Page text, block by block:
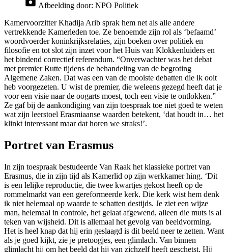
Afbeelding door: NPO Politiek
Kamervoorzitter Khadija Arib sprak hem net als alle andere
vertrekkende Kamerleden toe. Ze benoemde zijn rol als ‘befaamd’
woordvoerder koninkrijksrelaties, zijn boeken over politiek en
filosofie en tot slot zijn inzet voor het Huis van Klokkenluiders en
het bindend correctief referendum. “Onverwachter was het debat
met premier Rutte tijdens de behandeling van de begroting
Algemene Zaken. Dat was een van de mooiste debatten die ik ooit
heb voorgezeten. U wist de premier, die weleens gezegd heeft dat je
voor een visie naar de oogarts moest, toch een visie te ontlokken.”
Ze gaf bij de aankondiging van zijn toespraak toe niet goed te weten
wat zijn leerstoel Erasmiaanse waarden betekent, ‘dat houdt in… het
klinkt interessant maar dat horen we straks!’.
Portret van Erasmus
In zijn toespraak bestudeerde Van Raak het klassieke portret van
Erasmus, die in zijn tijd als Kamerlid op zijn werkkamer hing. ‘Dit
is een lelijke reproductie, die twee kwartjes gekost heeft op de
rommelmarkt van een gereformeerde kerk. Die kerk wist hem denk
ik niet helemaal op waarde te schatten destijds. Je ziet een wijze
man, helemaal in controle, het gelaat afgewend, alleen die muts is al
teken van wijsheid. Dit is allemaal het gevolg van beeldvorming.
Het is heel knap dat hij erin geslaagd is dit beeld neer te zetten. Want
als je goed kijkt, zie je pretoogjes, een glimlach. Van binnen
glimlacht hij om het beeld dat hij van zichzelf heeft geschetst. Hij